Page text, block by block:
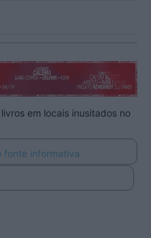
fonte informativa